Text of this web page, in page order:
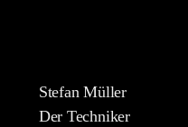
Stefan Müller
Der Techniker